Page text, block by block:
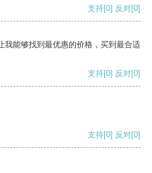
支持[0] 反对[0]
我能够找到最优惠的价格，买到最合适
支持[0] 反对[0]
支持[0] 反对[0]